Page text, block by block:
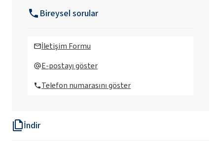
İndir
Bireysel sorular
İletişim Formu
E-postayı göster
Telefon numarasını göster